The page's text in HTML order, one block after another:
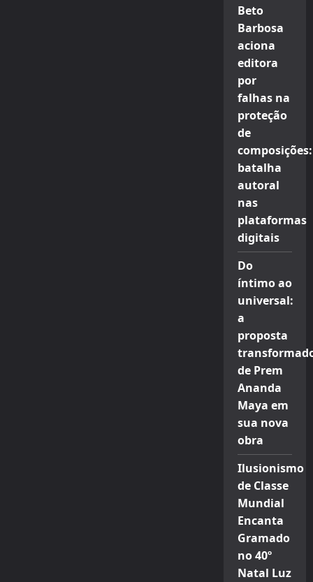
Beto
Barbosa
aciona
editora
por
falhas na
proteção
de
composições:
batalha
autoral
nas
plataformas
digitais
Do
íntimo ao
universal:
a
proposta
de Prem
Ananda
Maya em
sua nova
obra
Ilusionismo
de Classe
Mundial
Encanta
Gramado
no 40º
Natal Luz